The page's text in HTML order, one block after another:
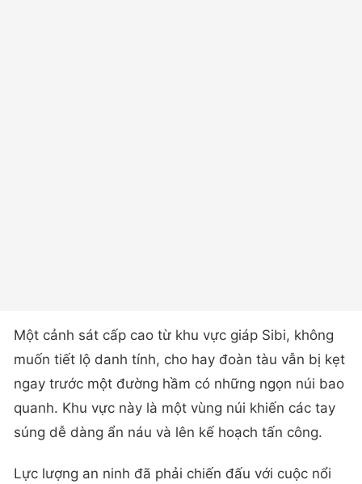
Một cảnh sát cấp cao từ khu vực giáp Sibi, không
muốn tiết lộ danh tính, cho hay đoàn tàu vẫn bị kẹt
ngay trước một đường hầm có những ngọn núi bao
quanh. Khu vực này là một vùng núi khiến các tay
súng dễ dàng ẩn náu và lên kế hoạch tấn công.
Lực lượng an ninh đã phải chiến đấu với cuộc nổi